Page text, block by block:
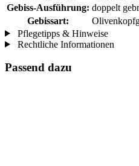
Gebiss-Ausführung: doppelt
Gebissart:
Pflegetipps & Hinweise
Rechtliche Informationen
Passend dazu